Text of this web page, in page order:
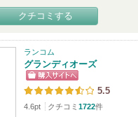
クチコミする
ランコム
グランディオーズ
5.5
4.6pt クチコミ 1722件